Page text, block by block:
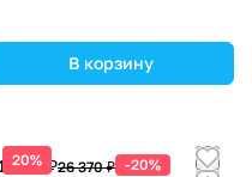
В корзину
20%
096 ₽26 370 ₽ -20%